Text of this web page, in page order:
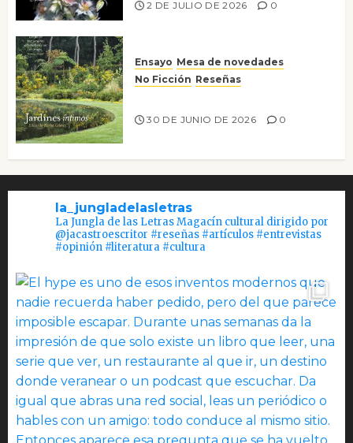
2 DE JULIO DE 2026 0
Ensayo Mesa de novedades
No Ficción Reseñas
30 DE JUNIO DE 2026 0
la_jungladelasletras
La Jungla de las Letras Magacín cultural dirigido por
@jacastroescritor #reseñas #artículos #entrevistas
#opinión #literatura #cultura